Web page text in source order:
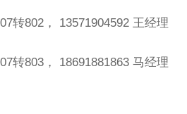
转802， 13571904592 王经理
转803， 18691881863 马经理